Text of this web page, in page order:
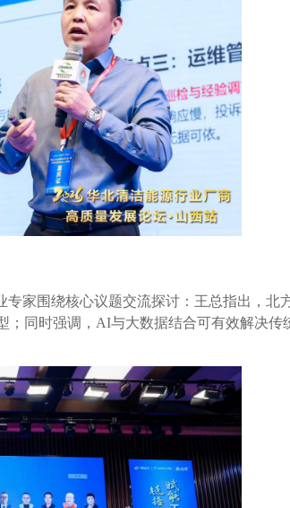
家围绕核心议题交流探讨：王总指出，北
同时强调，AI与大数据结合可有效解决传